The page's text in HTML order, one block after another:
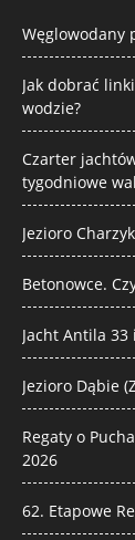
Węglowodany
Jak dobrać
wodzie?
Czarter
tygodniowe
Jezioro
Betonowce.
Jacht Antila
Jezioro Dąbie
Regaty o
2026
62. Etapowe